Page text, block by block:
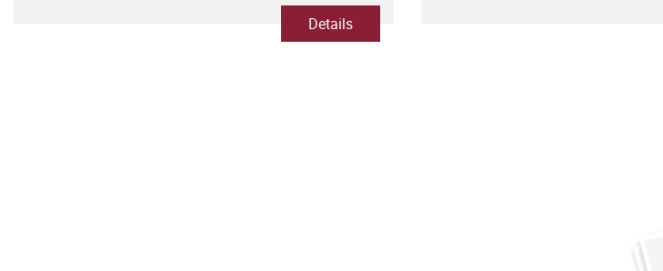
Details